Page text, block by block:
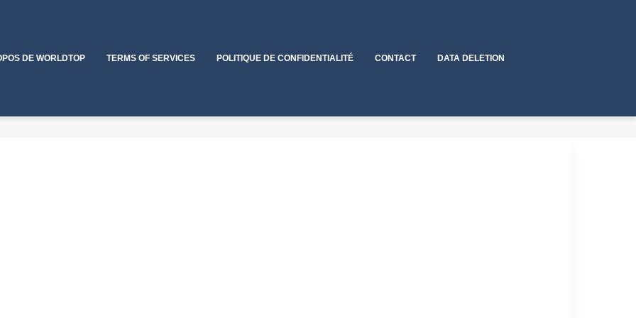
DE WORLDTOP TERMS OF SERVICES POLITIQUE DE CONFIDENTIALITÉ CONTACT DATA DELETION